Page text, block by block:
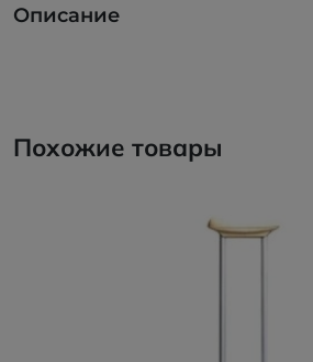
Описание
Похожие товары